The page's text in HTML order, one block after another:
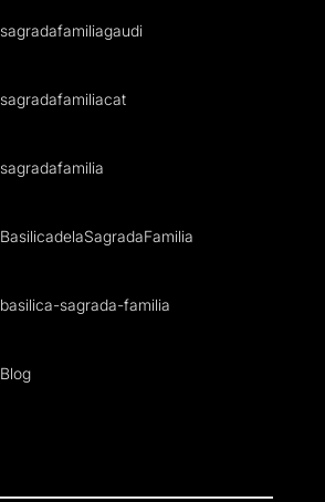
sagradafamiliagaudi
sagradafamiliacat
sagradafamilia
BasilicadelaSagradaFamilia
basilica-sagrada-familia
Blog